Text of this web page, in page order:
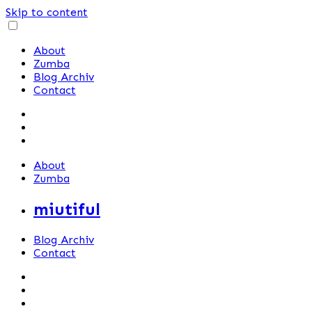
Skip to content
About
Zumba
Blog Archiv
Contact
About
Zumba
miutiful
Blog Archiv
Contact